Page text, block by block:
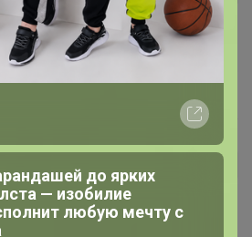
деле очень очень светлый
))
s подошёл отлично 👍 хлопковая
до ярких
— изобилие
любую мечту с